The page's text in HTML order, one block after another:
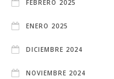
FEBRERO 2025
ENERO 2025
DICIEMBRE 2024
NOVIEMBRE 2024